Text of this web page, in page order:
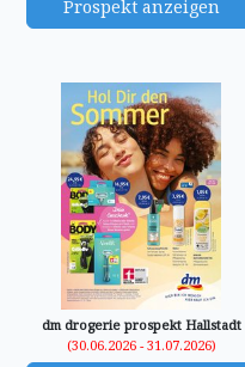
Prospekt anzeigen
dm drogerie prospekt Hallstadt
(30.06.2026 - 31.07.2026)